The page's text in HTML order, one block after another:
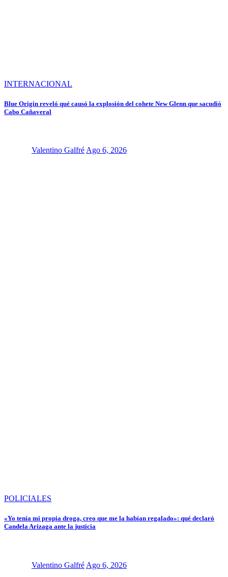
INTERNACIONAL
Blue Origin reveló qué causó la explosión del cohete New Glenn que sacudió
Cabo Cañaveral
Valentino Galfré Ago 6, 2026
POLICIALES
«Yo tenía mi propia droga, creo que me la habían regalado»: qué declaró
Candela Arizaga ante la justicia
Valentino Galfré Ago 6, 2026